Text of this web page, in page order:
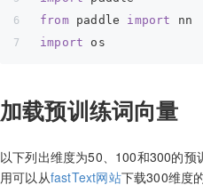
from paddle import
nn
import os
加载预训练词向量
以下列出维度为50、100和300的预
用可以从fastText网站下载300维度